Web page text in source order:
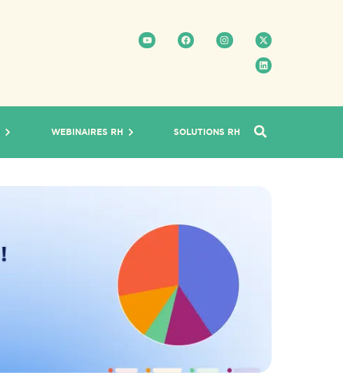
WEBINAIRES RH SOLUTIONS RH